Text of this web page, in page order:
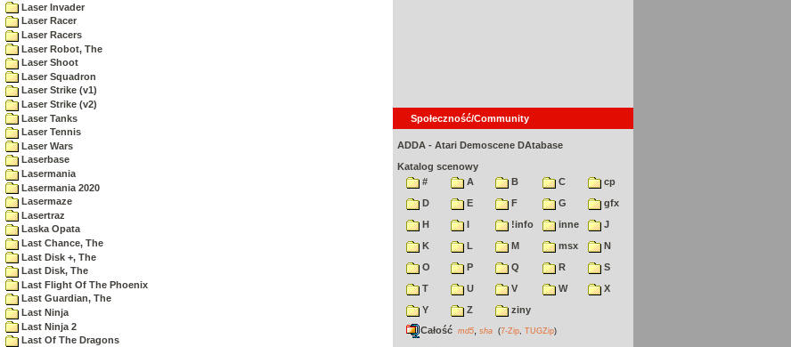
Laser Invader
Laser Racer
Laser Racers
Laser Robot, The
Laser Shoot
Laser Squadron
Laser Strike (v1)
Laser Strike (v2)
Laser Tanks
Laser Tennis
Laser Wars
Laserbase
Lasermania
Lasermania 2020
Lasermaze
Lasertraz
Laska Opata
Last Chance, The
Last Disk +, The
Last Disk, The
Last Flight Of The Phoenix
Last Guardian, The
Last Ninja
Last Ninja 2
Last Of The Dragons
Społeczność/Community
ADDA - Atari Demoscene DAtabase
Katalog scenowy
#
A B C
cp
D
E F G
gfx
H
I !info inne
J
K
L M msx
N
O
P Q R
S
T
U V W
X
Y
Z
ziny
Całość md5 sha (7-Zip TUGZip)